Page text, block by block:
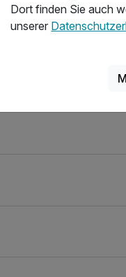
Dort finden Sie auch
unserer